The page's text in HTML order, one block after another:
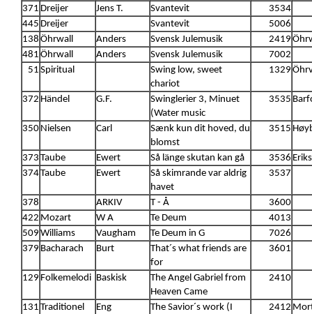
371 Dreijer Jens T. Svantevit
3534
445 Dreijer Svantevit
5006
138 Öhrwall Anders Svensk Julemusik 2419
481 Öhrwall Anders Svensk Julemusik
7002
51 Spiritual
Swing low, sweet
chariot
1329
372 Händel G.F.
Swinglerier 3, Minuet
(Water music
3535
350 Nielsen Carl
Sænk kun dit hoved, du
blomst
3515
373 Taube Ewert Så länge skutan kan gå 3536
374Taube Ewert
Så skimrande var aldrig
havet
3537
378 ARKIV T - Å
3600
422 Mozart W A Te Deum
4013
509 Williams Vaugham Te Deum in G
7026
379 Bacharach Burt
That´s what friends are
for
3601
129 Folkemelodi Baskisk
The Angel Gabriel from
Heaven Came
2410
131 Traditionel Eng
The Savior´s work (I
2412